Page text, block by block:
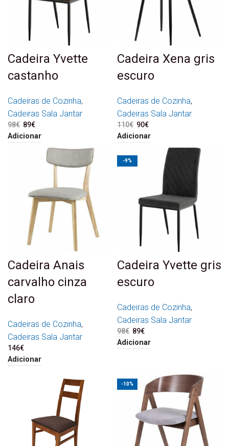
Cadeira Yvette
castanho
Cadeiras de Cozinha,
Cadeiras Sala Jantar
98€ O preço original era: 98€.
89€
Adicionar
Cadeira Xena gris
escuro
Cadeiras de Cozinha,
Cadeiras Sala Jantar
110€ O preço original era:
110€.
90€
Adicionar
Cadeira Anais
carvalho cinza
claro
Cadeiras de Cozinha,
Cadeiras Sala Jantar
146€
Adicionar
-9%
Cadeira Yvette gris
escuro
Cadeiras de Cozinha,
Cadeiras Sala Jantar
98€ O preço original era: 98€.
89€
Adicionar
-10%